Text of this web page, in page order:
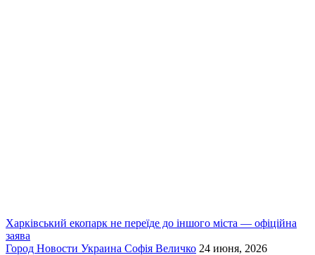
Харківський екопарк не переїде до іншого міста — офіційна
заява
Город Новости Украина Софія Величко 24 июня, 2026